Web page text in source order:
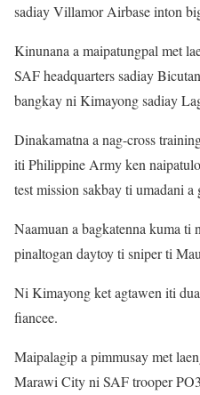
sadiay Villamor Airbase inton
Kinunana a maipatungpal met
SAF headquarters sadiay
bangkay ni Kimayong sadiay
Dinakamatna a nag-cross
iti Philippine Army ken
test mission sakbay ti umadani a
Naamuan a bagkatenna kuma ti
pinaltogan daytoy ti sniper ti
Ni Kimayong ket agtawen iti
fiancee.
Maipalagip a pimmusay met
Marawi City ni SAF trooper